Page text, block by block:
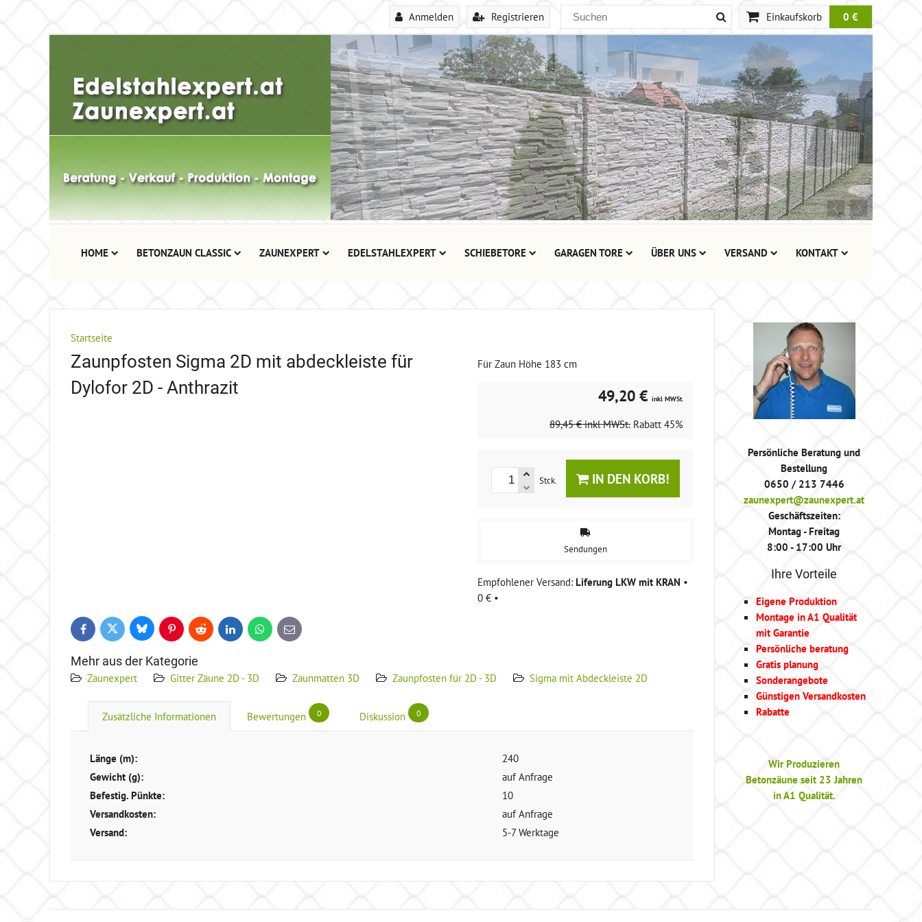
Anmelden Registrieren Einkaufskorb 0 €
HOME BETONZAUN CLASSIC ZAUNEXPERT EDELSTAHLEXPERT SCHIEBETORE GARAGEN TORE ÜBER UNS VERSAND KONTAKT
Startseite
Zaunpfosten Sigma 2D mit abdeckleiste für
Dylofor 2D - Anthrazit
Für Zaun Höhe 183 cm
49,20 € inkl MWSt.
89,45 € inkl MWSt. Rabatt 45%
Stck. IN DEN KORB!
Sendungen
Liferung LKW mit KRAN •
0 € •
FacebookTwitter BlueskyPinterestReddit LinkedInWhatsApp
E-
mail
Mehr aus der Kategorie
Zaunexpert Gitter Zäune 2D - 3D Zaunmatten 3D Zaunpfosten für 2D - 3D Sigma mit Abdeckleiste 2D
Zusätzliche Informationen Bewertungen 0 Diskussion 0
Länge (m):
240
Gewicht (g):
auf Anfrage
Befestig. Pünkte:
10
Versandkosten:
auf Anfrage
Versand:
5-7 Werktage
Persönliche Beratung und
Bestellung
0650 / 213 7446
zaunexpert@zaunexpert.at
Geschäftszeiten:
Montag - Freitag
8:00 - 17:00 Uhr
Ihre Vorteile
Eigene Produktion
Montage in A1 Qualität
mit Garantie
Persönliche beratung
Gratis planung
Sonderangebote
Günstigen Versandkosten
Rabatte
Wir Produzieren
Betonzäune seit 23 Jahren
in A1 Qualität.